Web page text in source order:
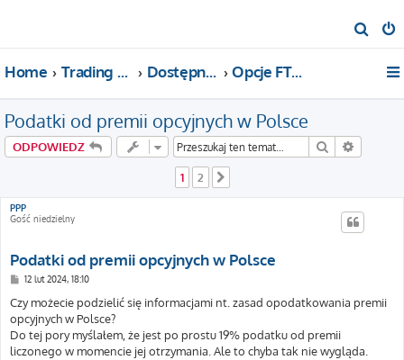
z
Home Trading For a Living Dostępne kategorie Opcje FTW!
Podatki od premii opcyjnych w Polsce
ODPOWIEDZ Szukaj
1 2
PPP
Gość niedzielny
Podatki od premii opcyjnych w Polsce
P
s
t
12 lut 2024, 18:10
Czy możecie podzielić się informacjami nt. zasad opodatkowania premii
opcyjnych w Polsce?
Do tej pory myślałem, że jest po prostu 19% podatku od premii
liczonego w momencie jej otrzymania. Ale to chyba tak nie wygląda.